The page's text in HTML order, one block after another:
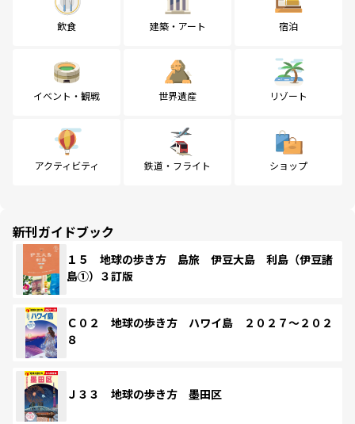
飲食 建築・アート 宿泊
イベント・観戦 世界遺産 リゾート
アクティビティ 鉄道・フライト ショップ
新刊ガイドブック
１５ 地球の歩き方 島旅 伊豆大島 利島（伊豆諸
島①）３訂版
Ｃ０２ 地球の歩き方 ハワイ島 ２０２７～２０２
８
Ｊ３３ 地球の歩き方 墨田区